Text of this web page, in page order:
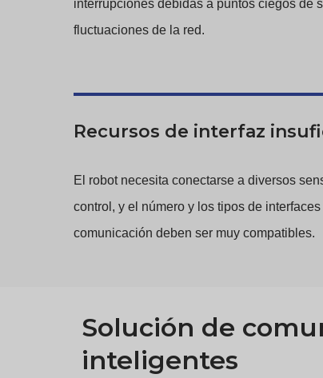
interrupciones debidas a puntos ciegos de
fluctuaciones de la red.
Recursos de interfaz
El robot necesita conectarse a diversos
control, y el número y los tipos de
comunicación deben ser muy compatibles.
Solución de
inteligentes